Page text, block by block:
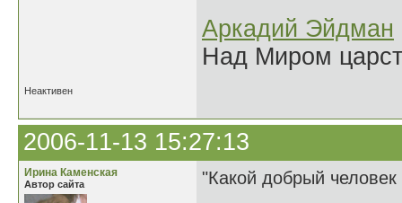
Аркадий Эйдман
Над Миром
Неактивен
2006-11-13 15:27:13
Ирина Каменская
Автор сайта "Какой добрый